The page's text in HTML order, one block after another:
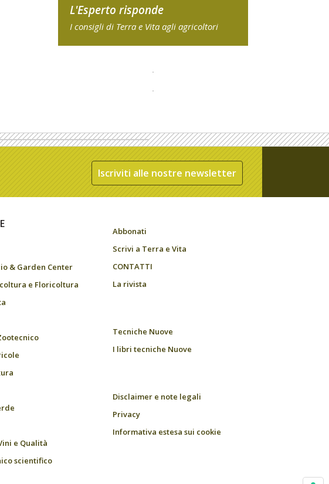
L'Esperto risponde
I consigli di Terra e Vita agli agricoltori
Iscriviti alle nostre newsletter
& Garden Center
e Floricoltura
e Qualità
scientifico
Abbonati
Scrivi a Terra e Vita
CONTATTI
La rivista
Tecniche Nuove
I libri tecniche Nuove
Disclaimer e note legali
Privacy
Informativa estesa sui cookie